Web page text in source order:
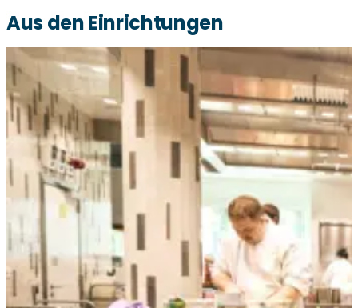
Aus den Einrichtungen